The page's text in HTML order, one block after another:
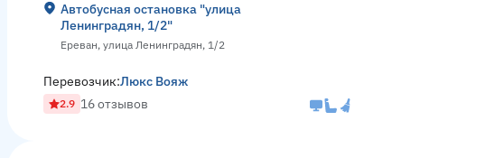
Автобусная остановка "улица
Ленинградян, 1/2"
Ереван, улица Ленинградян, 1/2
Перевозчик:Люкс Вояж
2.9 16 отзывов